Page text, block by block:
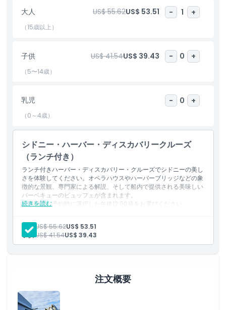
す。この昼のシドニー湾ランチクルーズは、食事、観光、リラック
スを一つの忘れられない体験にまとめたいカップル、家族、グルー
プに理想的です。通年運航しており、誕生日や休日のお祝い、ある
オンラインでシドニー湾ランチクルーズのチケットを予約して、オ
ーストラリアで最も有名な湾の中心地で最高の眺め、おいしい料
理、活気ある雰囲気を体験しましょう。
ハイライト
含まれるもの
子供／大人ポリシー
除外事項
営業時間
場所
大人 US$ 55.62US$ 53.51 - 1 +
（15歳以上）
子供 US$ 41.54US$ 39.43 - 0 +
（5〜14歳）
乳児 - 0 +
（0～4歳）
シドニー・ハーバー・ディスカバリークルーズ
（ランチ付き）
ランチ付きハーバー・ディスカバリー・クルーズでシドニーの美し
さを体験してください。オペラハウスやハーバーブリッジなどの象
徴的な景観、専門家による解説、そして船内で提供される美味しい
バーベキューのビュッフェが含まれます。
出発時間：予約時に選択した午後12:00発をお選びください
重要な注意
クルーズ所要時間：シドニーハーバーで約2時間15分の観光クルー
ズをお楽しみください
帰着時間：帰港はおおよそ午後2:15頃です。選択した行程により時
続きを読む
大人: US$ 55.62US$ 53.51
子供: US$ 41.54US$ 39.43
注文概要